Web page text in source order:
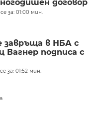
договор
за: 01:00 мин.
завръща в НБА с
Вагнер подписа с
за: 01:52 мин.